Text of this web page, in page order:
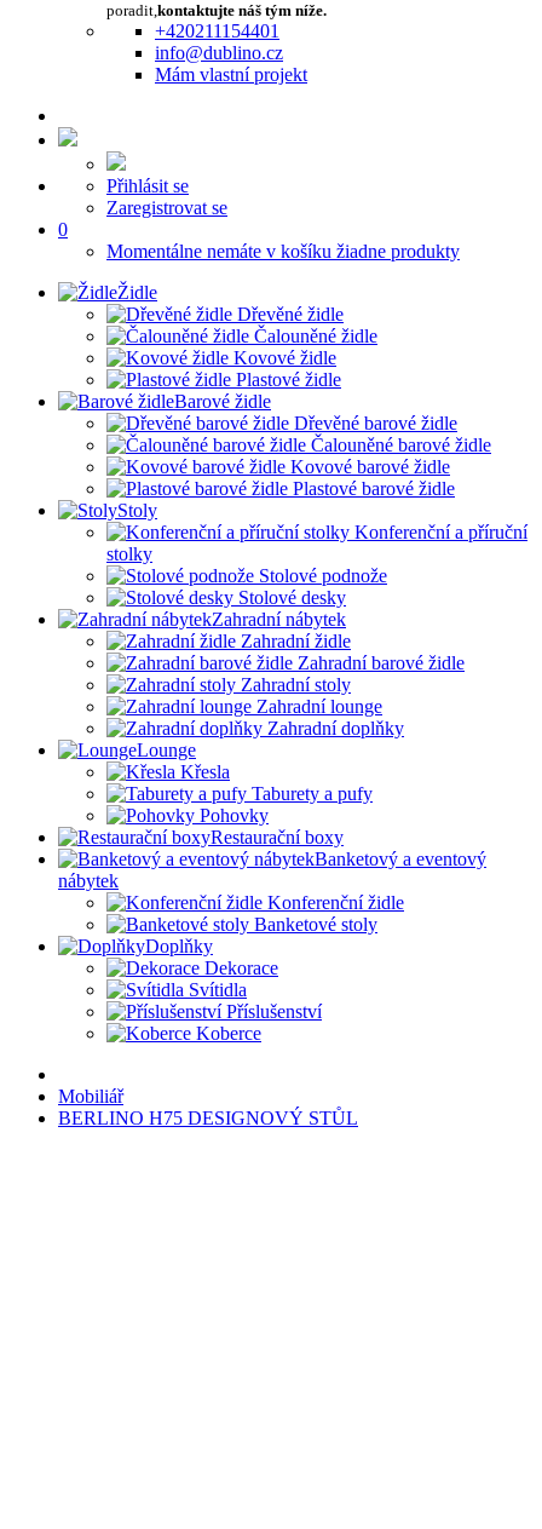
poradit,kontaktujte náš tým níže.
+420211154401
info@dublino.cz
Mám vlastní projekt
Přihlásit se
Zaregistrovat se
0
Momentálne nemáte v košíku žiadne produkty
Židle
Dřevěné židle
Čalouněné židle
Kovové židle
Plastové židle
Barové židle
Dřevěné barové židle
Čalouněné barové židle
Kovové barové židle
Plastové barové židle
Stoly
Konferenční a příruční
stolky
Stolové podnože
Stolové desky
Zahradní nábytek
Zahradní židle
Zahradní barové židle
Zahradní stoly
Zahradní lounge
Zahradní doplňky
Lounge
Křesla
Taburety a pufy
Pohovky
Restaurační boxy
Banketový a eventový
nábytek
Konferenční židle
Banketové stoly
Doplňky
Dekorace
Svítidla
Příslušenství
Koberce
Mobiliář
BERLINO H75 DESIGNOVÝ STŮL